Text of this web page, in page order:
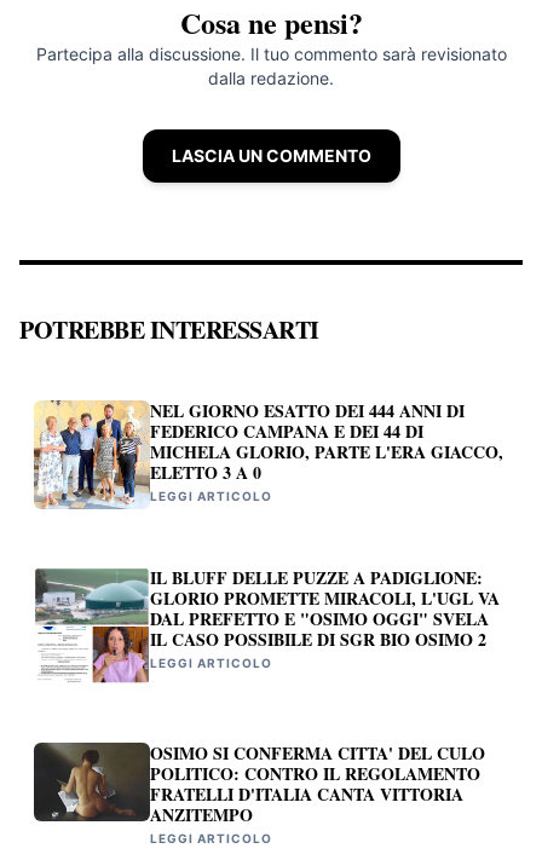
Cosa ne pensi?
Partecipa alla discussione. Il tuo commento sarà revisionato
dalla redazione.
LASCIA UN COMMENTO
POTREBBE INTERESSARTI
NEL GIORNO ESATTO DEI 444 ANNI DI
FEDERICO CAMPANA E DEI 44 DI
MICHELA GLORIO, PARTE L'ERA GIACCO,
ELETTO 3 A 0
LEGGI ARTICOLO
IL BLUFF DELLE PUZZE A PADIGLIONE:
GLORIO PROMETTE MIRACOLI, L'UGL VA
DAL PREFETTO E "OSIMO OGGI" SVELA
IL CASO POSSIBILE DI SGR BIO OSIMO 2
LEGGI ARTICOLO
OSIMO SI CONFERMA CITTA' DEL CULO
POLITICO: CONTRO IL REGOLAMENTO
FRATELLI D'ITALIA CANTA VITTORIA
ANZITEMPO
LEGGI ARTICOLO